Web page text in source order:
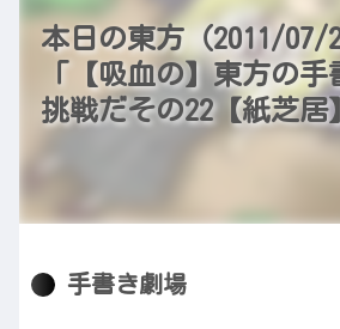
本日の東方（2011/07/
「【吸血の】東方の
挑戦だその22【紙芝居
手書き劇場